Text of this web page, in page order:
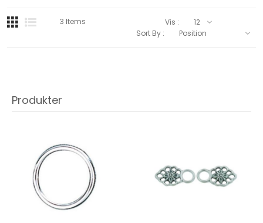
Produkter
3 Items
Vis :
Sort By :